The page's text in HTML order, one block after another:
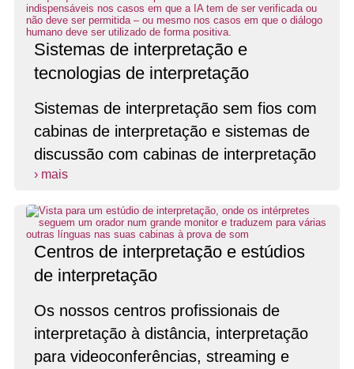
Sistemas de interpretação e
tecnologias de interpretação
Sistemas de interpretação sem fios com
cabinas de interpretação e sistemas de
discussão com cabinas de interpretação
› mais
Centros de interpretação e estúdios
de interpretação
Os nossos centros profissionais de
interpretação à distância, interpretação
para videoconferências, streaming e